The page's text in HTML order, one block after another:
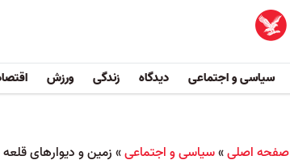
سیاسی و اجتماعی دیدگاه زندگی ورزش
صفحه اصلی»سیاسی و اجتماعی»زمین و دیوارهای